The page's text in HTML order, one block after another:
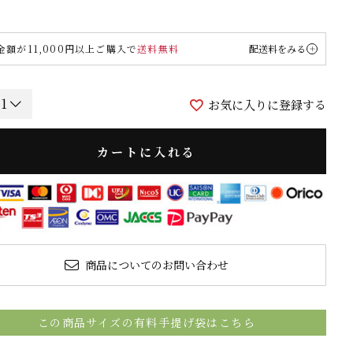
額が11,000円以上ご購入で送料無料 配送料をみる
お気に入りに登録する
カートに入れる
商品についてのお問い合わせ
この商品サイズの有料手提げ袋はこちら